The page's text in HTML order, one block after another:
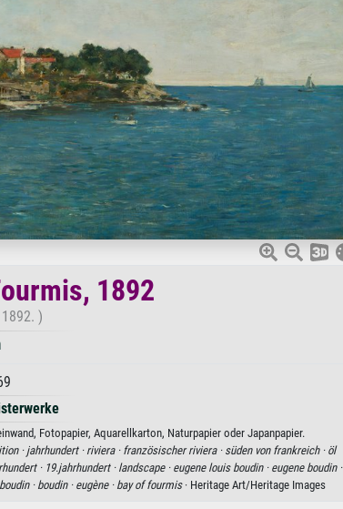
1892
)
Fotopapier, Aquarellkarton, Naturpapier oder Japanpapier.
· jahrhundert · riviera · französischer riviera · süden von frankreich · öl
· 19.jahrhundert · landscape · eugene louis boudin · eugene boudin ·
· boudin · eugène · bay of fourmis· Heritage Art/Heritage Images